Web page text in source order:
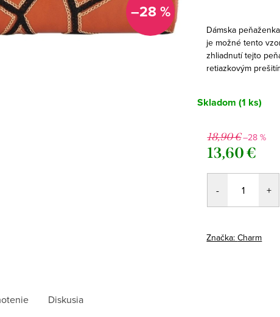
–28 %
Dámska
je možné tento
zhliadnutí tejto
retiazkovým
Skladom (1 ks)
18,90 €–28 %
13,60 €
Jednotková
Značka:Charm
Diskusia